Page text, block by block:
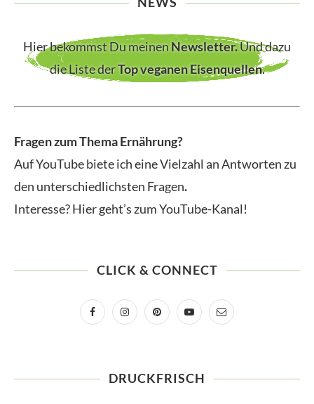
Hier bekommst Du meinenNewsletter.Und dazu
die Liste derTop veganen Eisenquellen.
Fragen zum Thema Ernährung?
Auf YouTube biete ich eine Vielzahl an Antworten zu
den unterschiedlichsten Fragen.
Interesse? Hier geht’s zum YouTube-Kanal!
CLICK & CONNECT
DRUCKFRISCH